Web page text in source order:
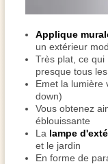
Applique
un extérieur
Très plat, ce
presque tous
Emet la lumière
down)
Vous obtenez
éblouissante
La lampe
et le jardin
En forme de